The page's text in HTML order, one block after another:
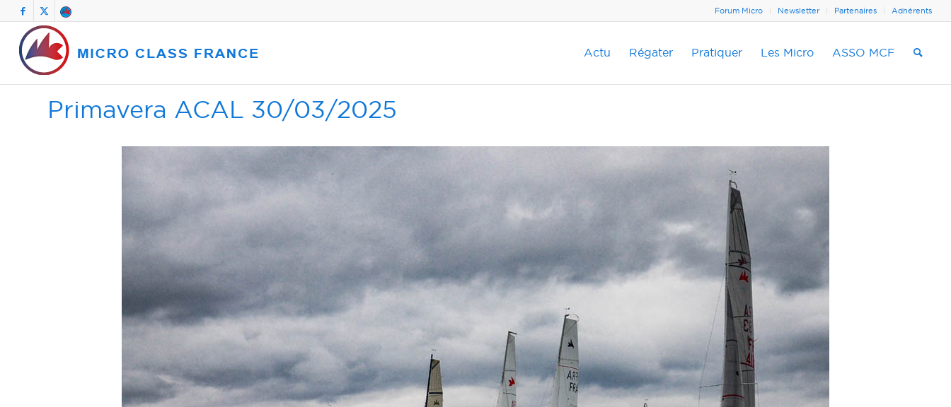
Forum Micro Newsletter Partenaires Adhérents
Actu Régater Pratiquer Les Micro ASSO MCF
Primavera ACAL 30/03/2025